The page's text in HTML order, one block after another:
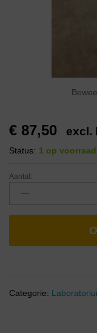
€ 87,50 excl.
Status: 1 op voorraad
Aantal:
Categorie: